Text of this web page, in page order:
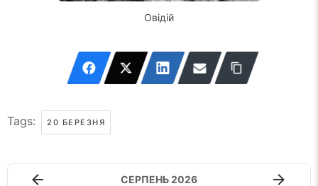
Овідій
Tags: 20 БЕРЕЗНЯ
СЕРПЕНЬ 2026